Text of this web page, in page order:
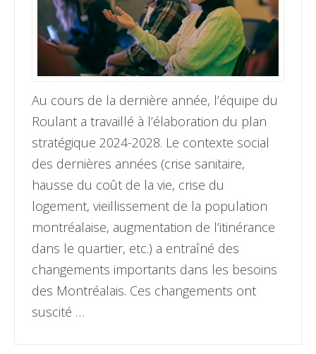
Au cours de la dernière année, l’équipe du
Roulant a travaillé à l’élaboration du plan
stratégique 2024-2028. Le contexte social
des dernières années (crise sanitaire,
hausse du coût de la vie, crise du
logement, vieillissement de la population
montréalaise, augmentation de l’itinérance
dans le quartier, etc.) a entraîné des
changements importants dans les besoins
des Montréalais. Ces changements ont
suscité …